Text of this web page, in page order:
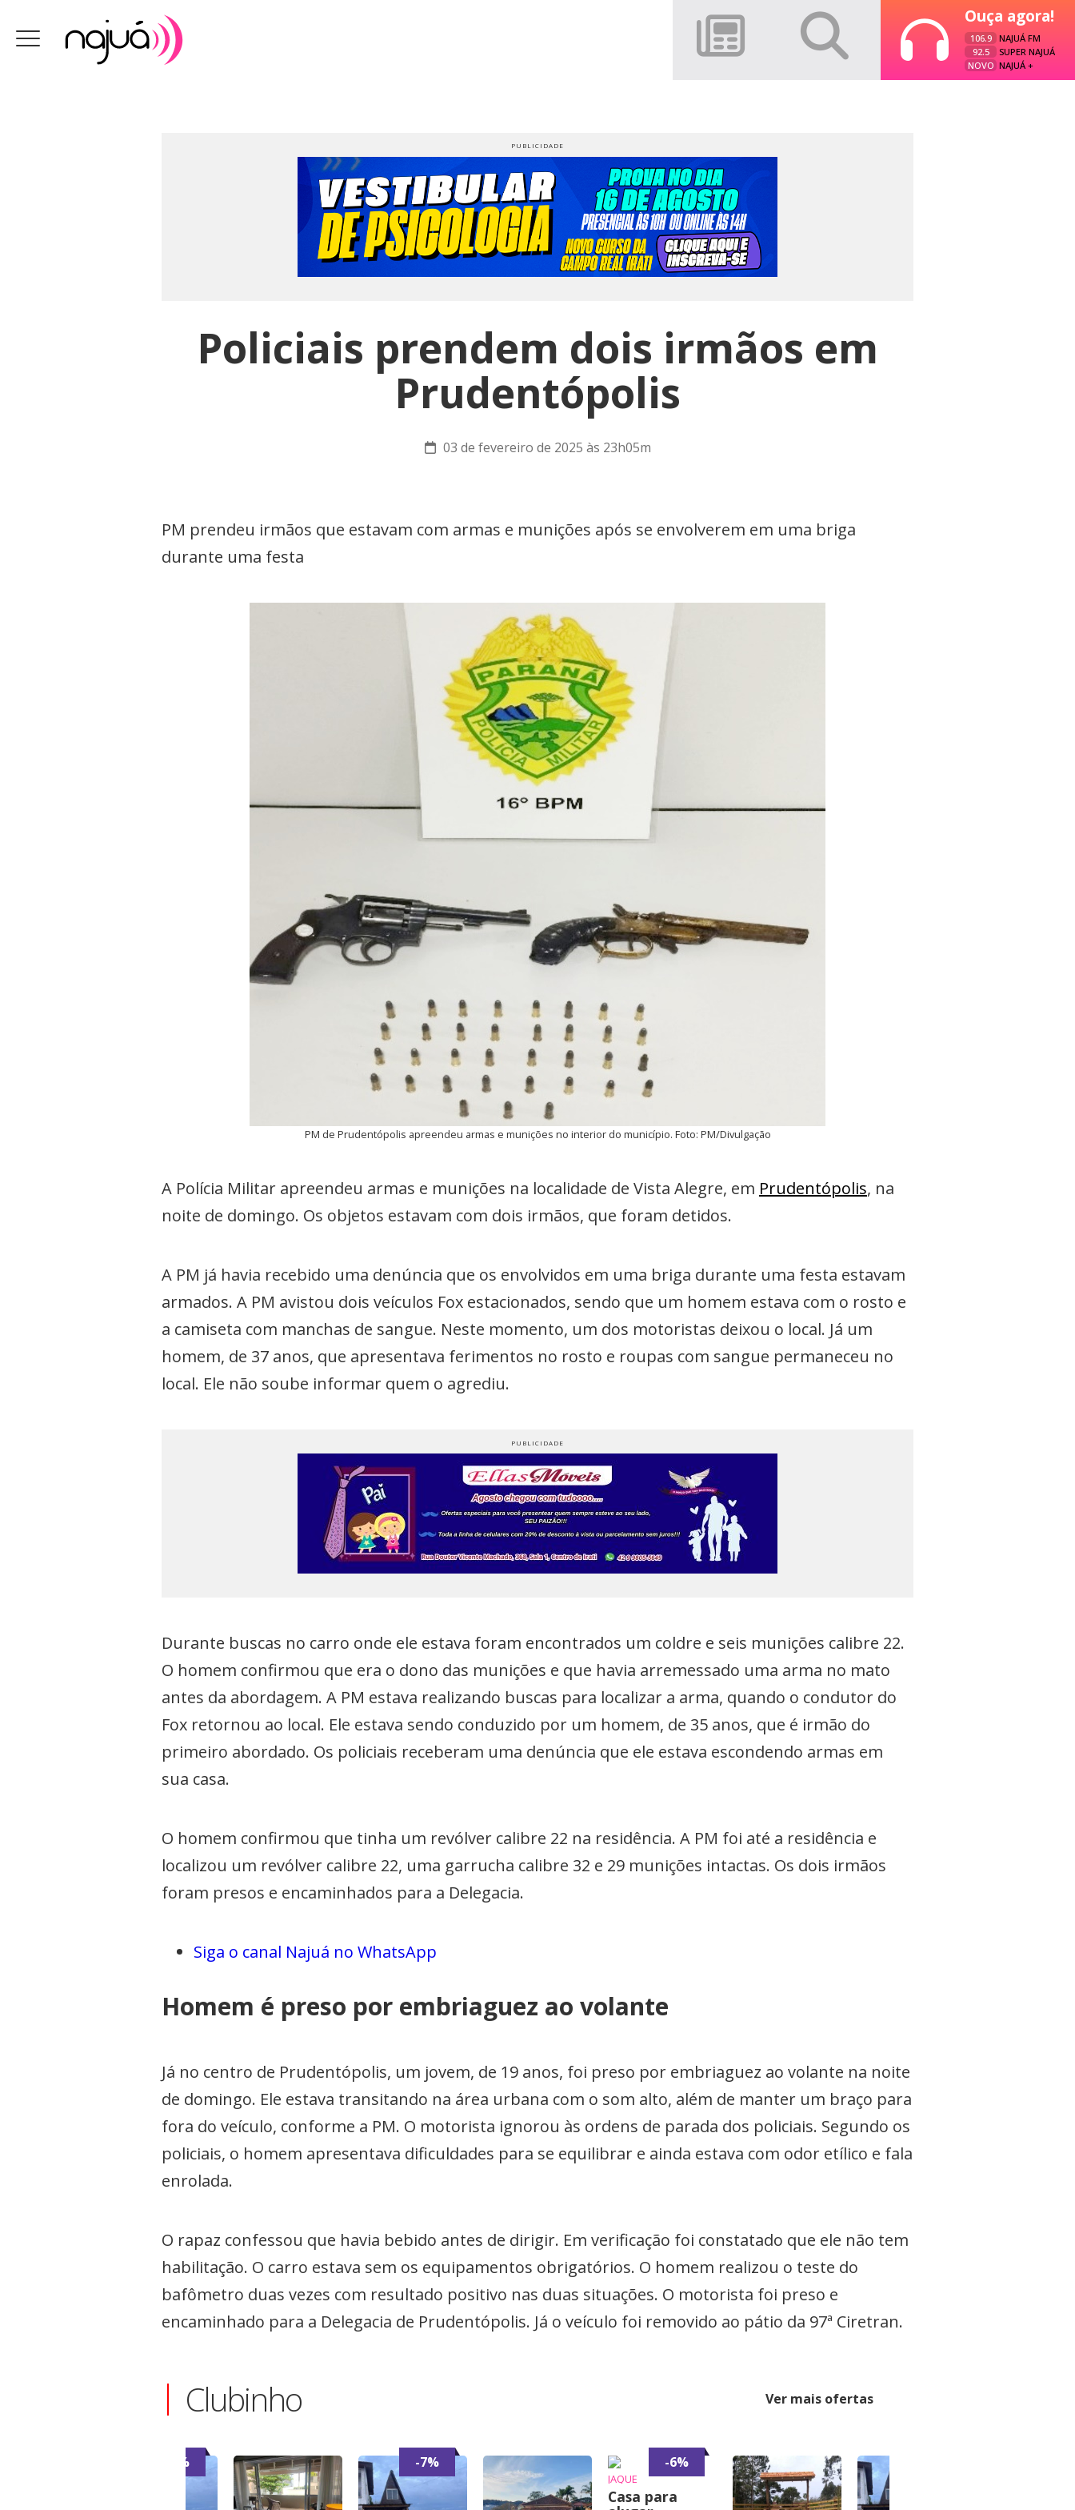
Ouça agora!
106.9
NAJUÁ FM
92.5
SUPER NAJUÁ
NOVO NAJUÁ +
Policiais prendem dois irmãos em
Prudentópolis
03 de fevereiro de 2025 às 23h05m
PM prendeu irmãos que estavam com armas e munições após se envolverem em uma briga
durante uma festa
PM de Prudentópolis apreendeu armas e munições no interior do município. Foto: PM/Divulgação
A Polícia Militar apreendeu armas e munições na localidade de Vista Alegre, em Prudentópolis, na
noite de domingo. Os objetos estavam com dois irmãos, que foram detidos.
A PM já havia recebido uma denúncia que os envolvidos em uma briga durante uma festa estavam
armados. A PM avistou dois veículos Fox estacionados, sendo que um homem estava com o rosto e
a camiseta com manchas de sangue. Neste momento, um dos motoristas deixou o local. Já um
homem, de 37 anos, que apresentava ferimentos no rosto e roupas com sangue permaneceu no
local. Ele não soube informar quem o agrediu.
Durante buscas no carro onde ele estava foram encontrados um coldre e seis munições calibre 22.
O homem confirmou que era o dono das munições e que havia arremessado uma arma no mato
antes da abordagem. A PM estava realizando buscas para localizar a arma, quando o condutor do
Fox retornou ao local. Ele estava sendo conduzido por um homem, de 35 anos, que é irmão do
primeiro abordado. Os policiais receberam uma denúncia que ele estava escondendo armas em
sua casa.
O homem confirmou que tinha um revólver calibre 22 na residência. A PM foi até a residência e
localizou um revólver calibre 22, uma garrucha calibre 32 e 29 munições intactas. Os dois irmãos
foram presos e encaminhados para a Delegacia.
Siga o canal Najuá no WhatsApp
Homem é preso por embriaguez ao volante
Já no centro de Prudentópolis, um jovem, de 19 anos, foi preso por embriaguez ao volante na noite
de domingo. Ele estava transitando na área urbana com o som alto, além de manter um braço para
fora do veículo, conforme a PM. O motorista ignorou às ordens de parada dos policiais. Segundo os
policiais, o homem apresentava dificuldades para se equilibrar e ainda estava com odor etílico e fala
enrolada.
O rapaz confessou que havia bebido antes de dirigir. Em verificação foi constatado que ele não tem
habilitação. O carro estava sem os equipamentos obrigatórios. O homem realizou o teste do
bafômetro duas vezes com resultado positivo nas duas situações. O motorista foi preso e
encaminhado para a Delegacia de Prudentópolis. Já o veículo foi removido ao pátio da 97ª Ciretran.
Clubinho Ver mais ofertas
-7% -7% -6%
JAQUE
Casa para